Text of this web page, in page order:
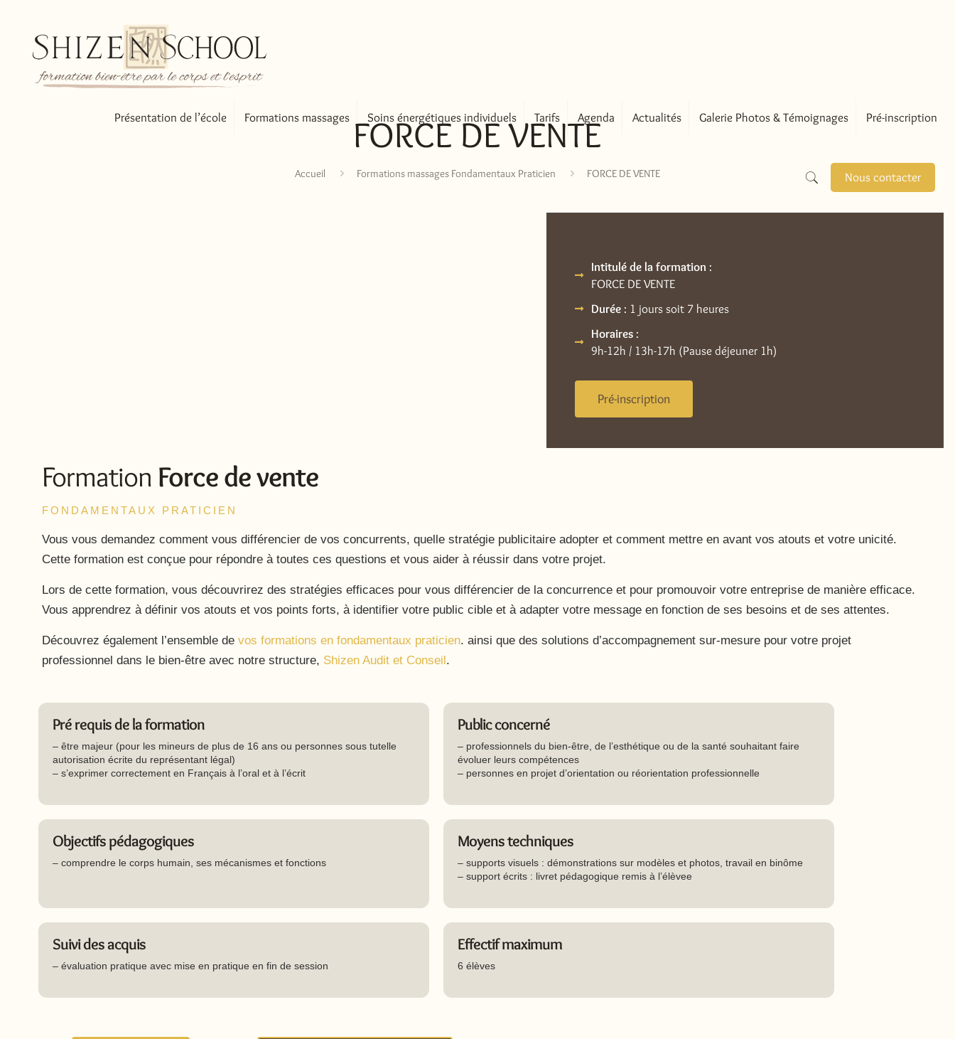
Présentation de l’école Formations massages Soins énergétiques individuels Tarifs Agenda Actualités Galerie Photos & Témoignages Pré-inscription
Nous contacter
FORCE DE VENTE
Accueil Formations massages Fondamentaux Praticien FORCE DE VENTE
Intitulé de la formation :
FORCE DE VENTE
Durée: 1 jours soit 7 heures
Horaires:
9h-12h / 13h-17h (Pause déjeuner 1h)
Pré-inscription
Formation Force de vente
FONDAMENTAUX PRATICIEN
Vous vous demandez comment vous différencier de vos concurrents, quelle stratégie publicitaire adopter et comment mettre en avant vos atouts et votre unicité.
Cette formation est conçue pour répondre à toutes ces questions et vous aider à réussir dans votre projet.
Lors de cette formation, vous découvrirez des stratégies efficaces pour vous différencier de la concurrence et pour promouvoir votre entreprise de manière efficace.
Vous apprendrez à définir vos atouts et vos points forts, à identifier votre public cible et à adapter votre message en fonction de ses besoins et de ses attentes.
Découvrez également l’ensemble devos formations en fondamentaux praticien. ainsi que des solutions d’accompagnement sur-mesure pour votre projet
professionnel dans le bien-être avec notre structure, Shizen Audit et Conseil.
Pré requis de la formation
– être majeur (pour les mineurs de plus de 16 ans ou personnes sous tutelle
autorisation écrite du représentant légal)
– s’exprimer correctement en Français à l’oral et à l’écrit
Public concerné
– professionnels du bien-être, de l’esthétique ou de la santé souhaitant faire
évoluer leurs compétences
– personnes en projet d’orientation ou réorientation professionnelle
Objectifs pédagogiques
– comprendre le corps humain, ses mécanismes et fonctions
Moyens techniques
– supports visuels : démonstrations sur modèles et photos, travail en binôme
– support écrits : livret pédagogique remis à l’élèvee
Suivi des acquis
– évaluation pratique avec mise en pratique en fin de session
Effectif maximum
6 élèves